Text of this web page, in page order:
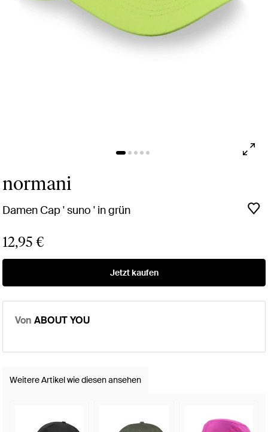
normani
Damen Cap ' suno ' in grün
12,95 €
Jetzt kaufen
Von ABOUT YOU
Weitere Artikel wie diesen ansehen